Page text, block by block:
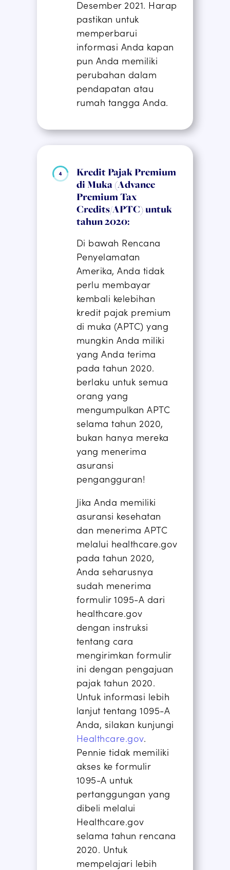
Desember 2021. Harap
pastikan untuk
memperbarui
informasi Anda kapan
pun Anda memiliki
perubahan dalam
pendapatan atau
rumah tangga Anda.
Kredit Pajak Premium
di Muka (Advance
Premium Tax
Credits/APTC) untuk
tahun 2020:
Di bawah Rencana
Penyelamatan
Amerika, Anda tidak
perlu membayar
kembali kelebihan
kredit pajak premium
di muka (APTC) yang
mungkin Anda miliki
yang Anda terima
pada tahun 2020.
berlaku untuk semua
orang yang
mengumpulkan APTC
selama tahun 2020,
bukan hanya mereka
yang menerima
asuransi
pengangguran!
Jika Anda memiliki
asuransi kesehatan
dan menerima APTC
melalui healthcare.gov
pada tahun 2020,
Anda seharusnya
sudah menerima
formulir 1095-A dari
healthcare.gov
dengan instruksi
tentang cara
mengirimkan formulir
ini dengan pengajuan
pajak tahun 2020.
Untuk informasi lebih
lanjut tentang 1095-A
Anda, silakan kunjungi
Healthcare.gov.
Pennie tidak memiliki
akses ke formulir
1095-A untuk
pertanggungan yang
dibeli melalui
Healthcare.gov
selama tahun rencana
2020. Untuk
mempelajari lebih